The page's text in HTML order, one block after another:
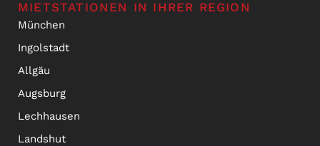
MIETSTATIONEN IN IHRER REGION
München
Ingolstadt
Allgäu
Augsburg
Lechhausen
Landshut